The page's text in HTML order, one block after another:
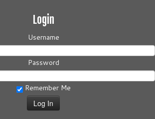
Login
Username
Password
Remember Me